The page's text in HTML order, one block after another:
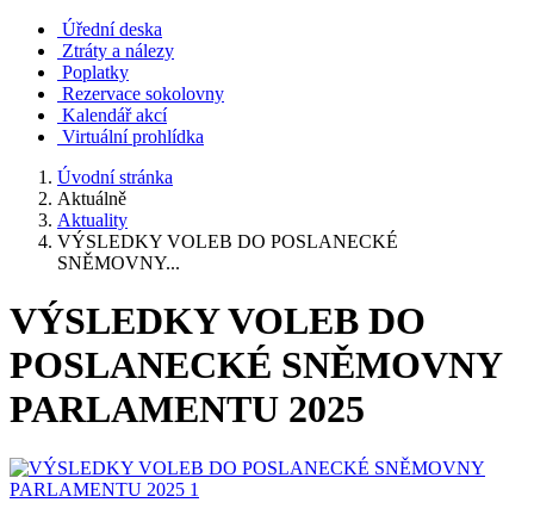
Úřední deska
Ztráty a nálezy
Poplatky
Rezervace sokolovny
Kalendář akcí
Virtuální prohlídka
Úvodní stránka
Aktuálně
Aktuality
VÝSLEDKY VOLEB DO POSLANECKÉ
SNĚMOVNY...
VÝSLEDKY VOLEB DO
POSLANECKÉ SNĚMOVNY
PARLAMENTU 2025